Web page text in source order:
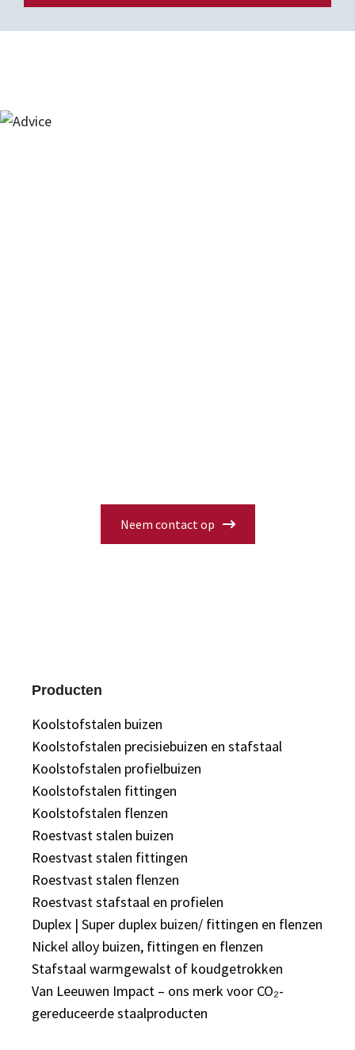
Neem contact op
Producten
Koolstofstalen buizen
Koolstofstalen precisiebuizen en stafstaal
Koolstofstalen profielbuizen
Koolstofstalen fittingen
Koolstofstalen flenzen
Roestvast stalen buizen
Roestvast stalen fittingen
Roestvast stalen flenzen
Roestvast stafstaal en profielen
Duplex | Super duplex buizen/ fittingen en flenzen
Nickel alloy buizen, fittingen en flenzen
Stafstaal warmgewalst of koudgetrokken
Van Leeuwen Impact – ons merk voor CO₂-
gereduceerde staalproducten